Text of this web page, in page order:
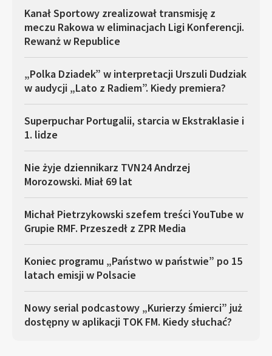
Kanał Sportowy zrealizował transmisję z
meczu Rakowa w eliminacjach Ligi Konferencji.
Rewanż w Republice
„Polka Dziadek” w interpretacji Urszuli Dudziak
w audycji „Lato z Radiem”. Kiedy premiera?
Superpuchar Portugalii, starcia w Ekstraklasie i
1. lidze
Nie żyje dziennikarz TVN24 Andrzej
Morozowski. Miał 69 lat
Michał Pietrzykowski szefem treści YouTube w
Grupie RMF. Przeszedł z ZPR Media
Koniec programu „Państwo w państwie” po 15
latach emisji w Polsacie
Nowy serial podcastowy „Kurierzy śmierci” już
dostępny w aplikacji TOK FM. Kiedy słuchać?